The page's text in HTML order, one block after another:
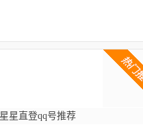
星直登qq号推荐